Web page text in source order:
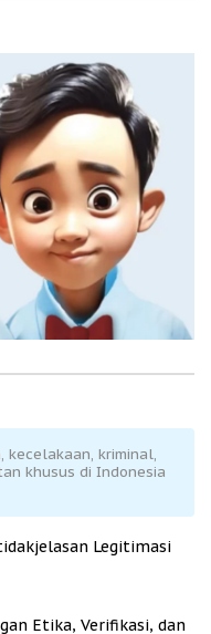
kecelakaan, kriminal,
khusus di Indonesia
Legitimasi
Etika, Verifikasi, dan